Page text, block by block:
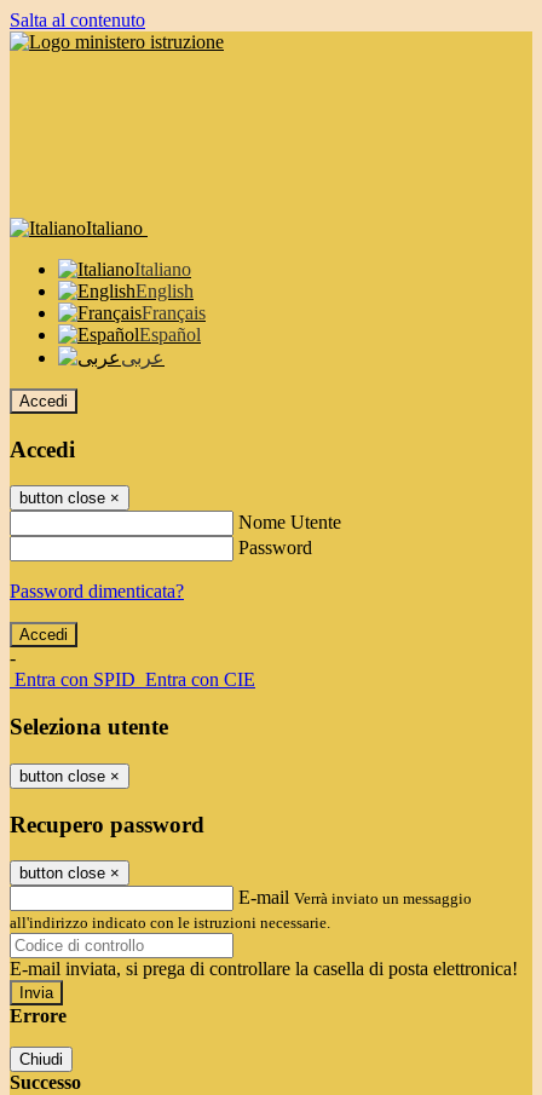
Salta al contenuto
Italiano
Italiano
English
Français
Español
عربى
Accedi
Accedi
button close ×
Nome Utente
Password
Password dimenticata?
-
Entra con SPID Entra con CIE
Seleziona utente
button close ×
Recupero password
button close ×
E-mail Verrà inviato un messaggio
all'indirizzo indicato con le istruzioni necessarie.
E-mail inviata, si prega di controllare la casella di posta elettronica!
Errore
Chiudi
Successo